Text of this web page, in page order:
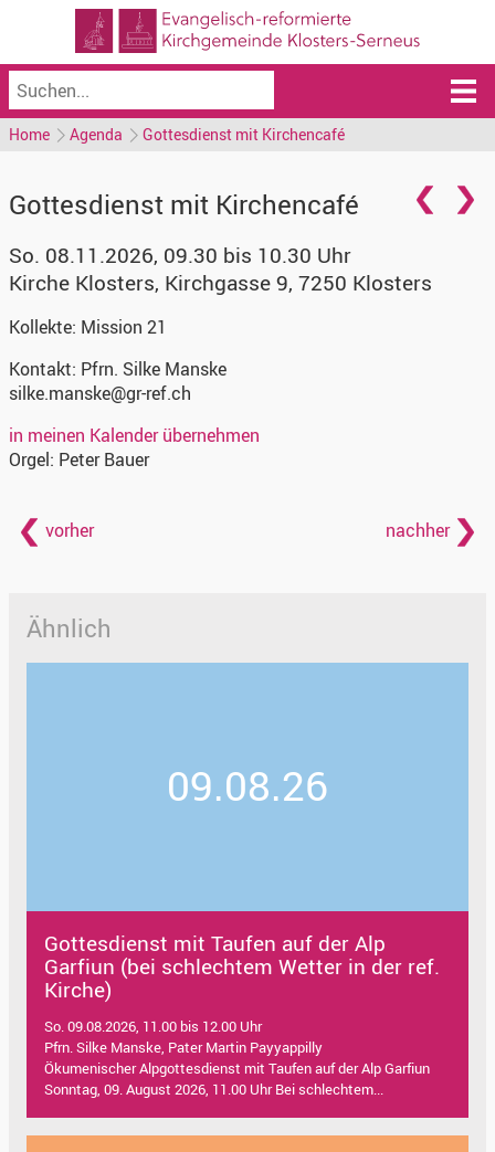
Home Agenda Gottesdienst mit Kirchencafé
Gottesdienst mit Kirchencafé
So. 08.11.2026, 09.30 bis 10.30 Uhr
Kirche Klosters, Kirchgasse 9, 7250 Klosters
Kollekte: Mission 21
Kontakt: Pfrn. Silke Manske
silke.manske@gr-ref.ch
in meinen Kalender übernehmen
Orgel: Peter Bauer
vorher nachher
Ähnlich
09.08.26
Gottesdienst mit Taufen auf der Alp
Garfiun (bei schlechtem Wetter in der ref.
Kirche)
So. 09.08.2026, 11.00 bis 12.00 Uhr
Pfrn. Silke Manske, Pater Martin Payyappilly
Ökumenischer Alpgottesdienst mit Taufen auf der Alp Garfiun
Sonntag, 09. August 2026, 11.00 Uhr Bei schlechtem...